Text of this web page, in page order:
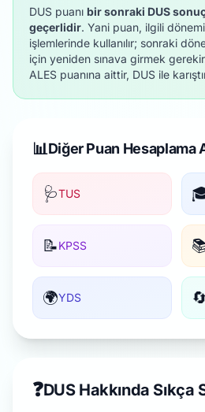
DUS puanı bir sonraki DUS
geçerlidir. Yani puan, ilgili
işlemlerinde kullanılır; sonraki
için yeniden sınava girmek
ALES puanına aittir, DUS ile
📊Diğer Puan Hesaplama
🩺TUS
📝KPSS
🌍YDS 🔄
❓DUS Hakkında Sıkça